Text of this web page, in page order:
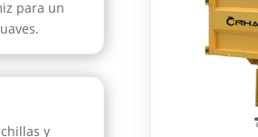
para un
y